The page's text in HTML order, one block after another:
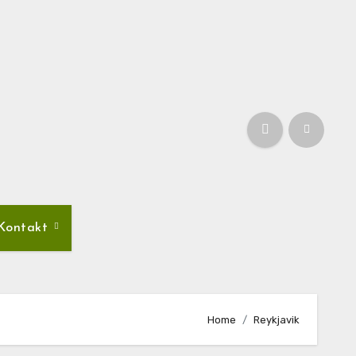
Home Reykjavik